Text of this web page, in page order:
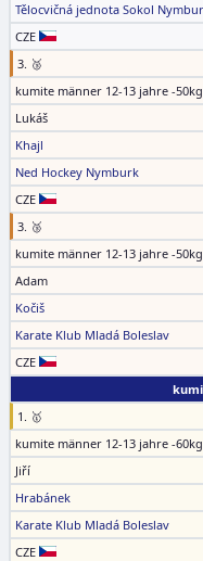
Tělocvičná jednota Sokol
CZE
3. 🥉
kumite männer 12-13 jahre -50kg
Lukáš
Khajl
Ned Hockey Nymburk
CZE
3. 🥉
kumite männer 12-13 jahre -50kg
Adam
Kočiš
Karate Klub Mladá Boleslav
CZE
1. 🥇
kumite männer 12-13 jahre -60kg
Jiří
Hrabánek
Karate Klub Mladá Boleslav
CZE